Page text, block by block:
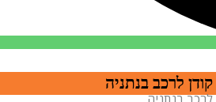
קודן לרכב בנתניה
לרכב בנתניה